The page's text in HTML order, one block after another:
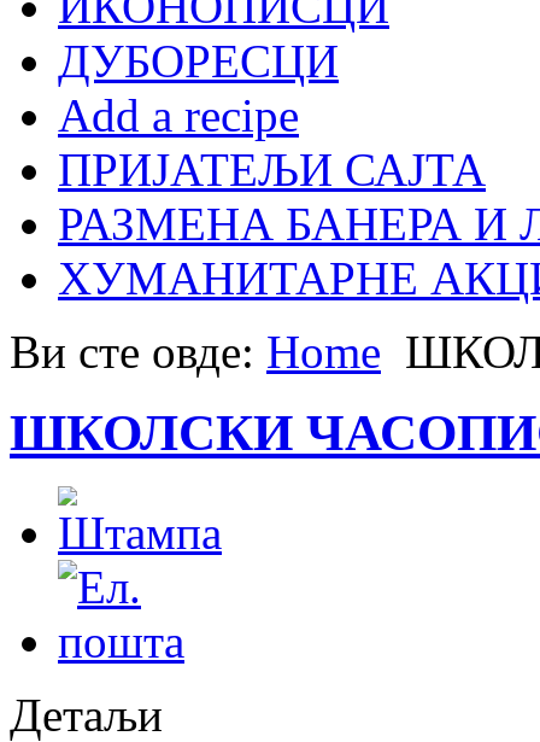
ДУБОРЕСЦИ
Add a recipe
ПРИЈАТЕЉИ САЈТА
РАЗМЕНА БАНЕРА И
ХУМАНИТАРНЕ
Ви сте овде: Home
ШКОЛСКИ
Детаљи